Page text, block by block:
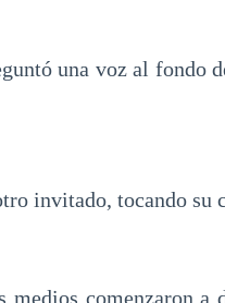
una voz al fondo
invitado, tocando su
comenzaron a